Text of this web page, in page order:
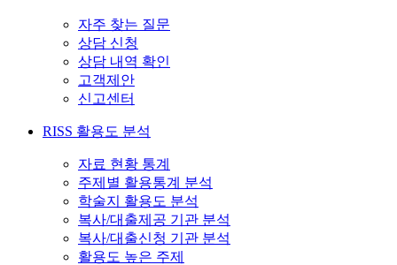
자주 찾는 질문
상담 신청
상담 내역 확인
고객제안
신고센터
RISS 활용도 분석
자료 현황 통계
주제별 활용통계 분석
학술지 활용도 분석
복사/대출제공 기관 분석
복사/대출신청 기관 분석
활용도 높은 주제